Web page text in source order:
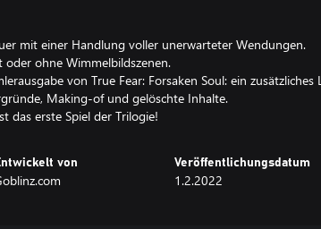
mit einer Handlung voller unerwarteter Wendungen.
ohne Wimmelbildszenen.
von True Fear: Forsaken Soul: ein zusätzliches
Making-of und gelöschte Inhalte.
das erste Spiel der Trilogie!
von Veröffentlichungsdatum
1.2.2022